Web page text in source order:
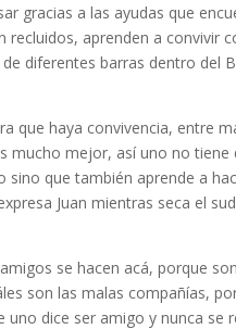
gracias a las ayudas que
recluidos, aprenden a convivir
diferentes barras dentro del
que haya convivencia, entre
mucho mejor, así uno no tiene
sino que también aprende a
Juan mientras seca el
se hacen acá, porque
son las malas compañías,
uno dice ser amigo y nunca se